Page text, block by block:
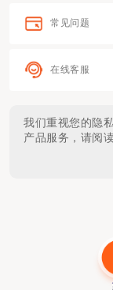
常见问题
在线客服
我们重视您的隐
产品服务，请阅